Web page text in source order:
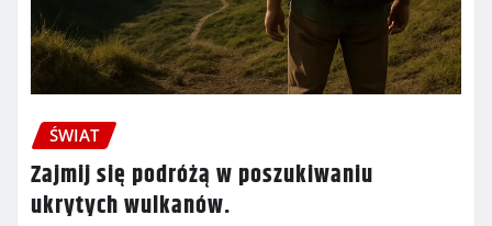
ŚWIAT
Zajmij się podróżą w poszukiwaniu
ukrytych wulkanów.